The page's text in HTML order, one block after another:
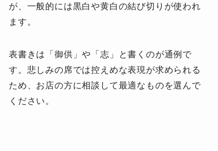
が、一般的には黒白や黄白の結び切りが使われ
ます。
表書きは「御供」や「志」と書くのが通例で
す。悲しみの席では控えめな表現が求められる
ため、お店の方に相談して最適なものを選んで
ください。